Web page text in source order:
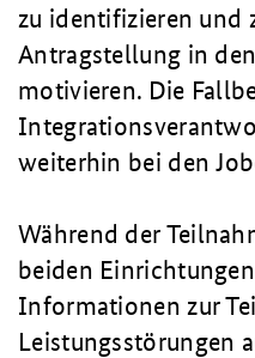
zu identifizieren und
Antragstellung in
motivieren. Die
weiterhin bei den
Während der
beiden
Informationen zur
Leistungsstörungen